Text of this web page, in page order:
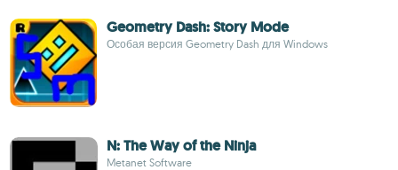
Geometry Dash: Story Mode
Особая версия Geometry Dash для Windows
N: The Way of the Ninja
Metanet Software